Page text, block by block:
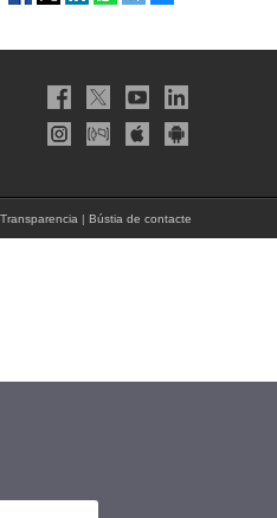
Transparencia | Bústia de contacte